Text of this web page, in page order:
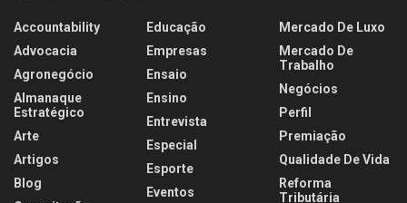
Accountability
Advocacia
Agronegócio
Almanaque
Estratégico
Arte
Artigos
Blog
Educação
Empresas
Ensaio
Ensino
Entrevista
Especial
Esporte
Eventos
Mercado De Luxo
Mercado De
Trabalho
Negócios
Perfil
Premiação
Qualidade De Vida
Reforma
Tributária